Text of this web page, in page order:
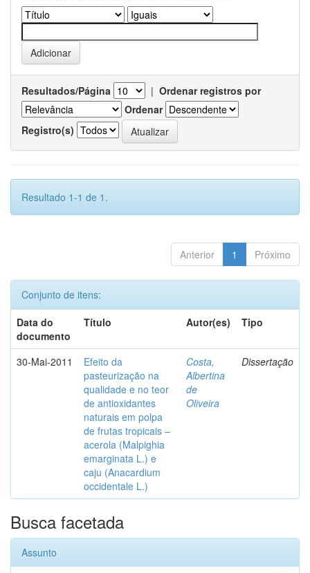
Resultados/Página | Ordenar registros por
Ordenar
Registro(s)
Resultado 1-1 de 1.
Anterior 1 Próximo
Conjunto de itens:
Data do
documento
Título Autor(es) Tipo
30-Mai-2011
Efeito da
pasteurização na
qualidade e no teor
de antioxidantes
naturais em polpa
de frutas tropicais –
acerola (Malpighia
emarginata L.) e
caju (Anacardium
occidentale L.)
Costa,
Albertina
de
Oliveira
Dissertação
Busca facetada
Assunto